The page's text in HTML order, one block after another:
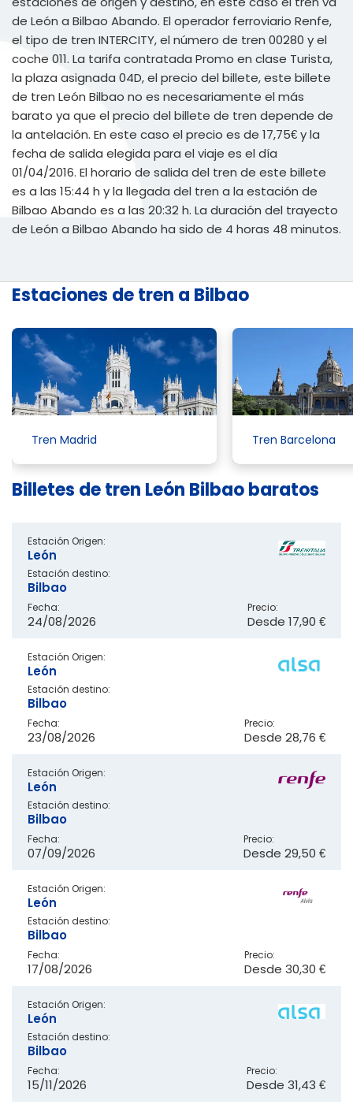
de León a Bilbao Abando. El operador ferroviario Renfe,
el tipo de tren INTERCITY, el número de tren 00280 y el
coche 011. La tarifa contratada Promo en clase Turista,
la plaza asignada 04D, el precio del billete, este billete
de tren León Bilbao no es necesariamente el más
barato ya que el precio del billete de tren depende de
la antelación. En este caso el precio es de 17,75€ y la
fecha de salida elegida para el viaje es el día
01/04/2016. El horario de salida del tren de este billete
es a las 15:44 h y la llegada del tren a la estación de
Bilbao Abando es a las 20:32 h. La duración del trayecto
de León a Bilbao Abando ha sido de 4 horas 48 minutos.
Estaciones de tren a Bilbao
Tren Madrid Tren Barcelona
Billetes de tren León Bilbao baratos
Estación Origen:
León
Estación destino:
Bilbao
Fecha:
24/08/2026
Precio:
Desde 17,90 €
Estación Origen:
León
Estación destino:
Bilbao
Fecha:
23/08/2026
Precio:
Desde 28,76 €
Estación Origen:
León
Estación destino:
Bilbao
Fecha:
07/09/2026
Precio:
Desde 29,50 €
Estación Origen:
León
Estación destino:
Bilbao
Fecha:
17/08/2026
Precio:
Desde 30,30 €
Estación Origen:
León
Estación destino:
Bilbao
Fecha:
15/11/2026
Precio:
Desde 31,43 €